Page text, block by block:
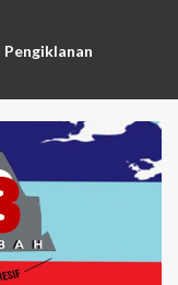
Pengiklanan